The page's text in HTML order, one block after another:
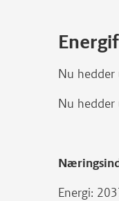
Nu hedder
Nu hedder
Energi: